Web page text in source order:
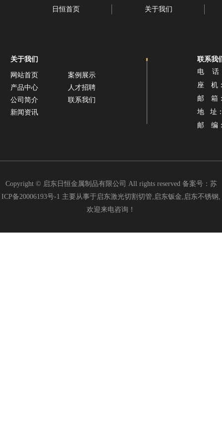
日恒首页 关于我们
关于我们
网站首页
案例展示
产品中心
人才招聘
公司简介
联系我们
新闻资讯
联系我
电 话
座 机
邮 箱：
地 址
邮 编
Copyright © 启东日恒金属制品有限公司 All rights reserved 备案号： 苏
ICP备20006193号-1 主要从事于启东激光切割切管,启东钣金,启东不锈钢,
欢迎来电咨询！